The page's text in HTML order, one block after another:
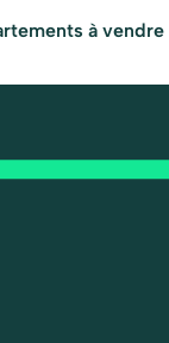
à vendre